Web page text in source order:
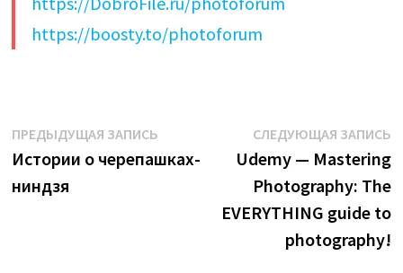
https://boosty.to/photoforum
Навигация
по
записям
ПРЕДЫДУЩАЯ ЗАПИСЬПредыдущая
запись:
Истории о черепашках-
ниндзя
СЛЕДУЮЩАЯ ЗАПИСЬ
Udemy — Mastering
Photography: The
EVERYTHING guide to
photography!